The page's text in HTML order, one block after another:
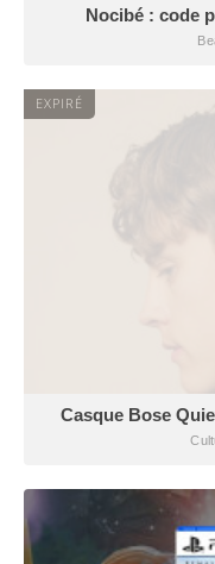
Nocibé : code
EXPIRÉ
Casque Bose